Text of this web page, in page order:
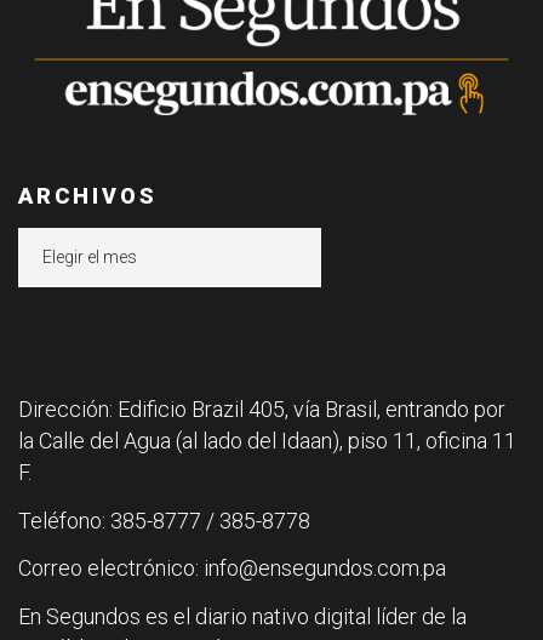
ARCHIVOS
Dirección: Edificio Brazil 405, vía Brasil, entrando por
la Calle del Agua (al lado del Idaan), piso 11, oficina 11
F.
Teléfono: 385-8777 / 385-8778
Correo electrónico: info@ensegundos.com.pa
En Segundos es el diario nativo digital líder de la